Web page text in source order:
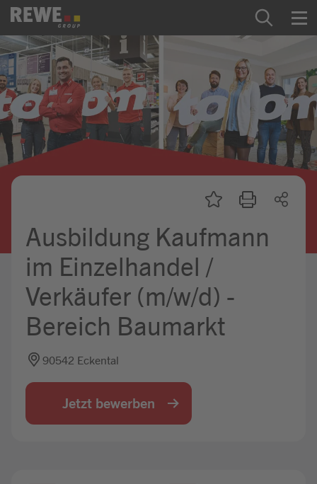
Zum Inhalt springen
Startseite
REWE Group als Arbeitgeber
Ausbildung & Studium
Praktikum & Werkstudium
Mein Kandidat:innenprofil
Jobbörse
Ausbildung Kaufmann
im Einzelhandel /
Verkäufer (m/w/d) -
Bereich Baumarkt
90542 Eckental
Jetzt bewerben